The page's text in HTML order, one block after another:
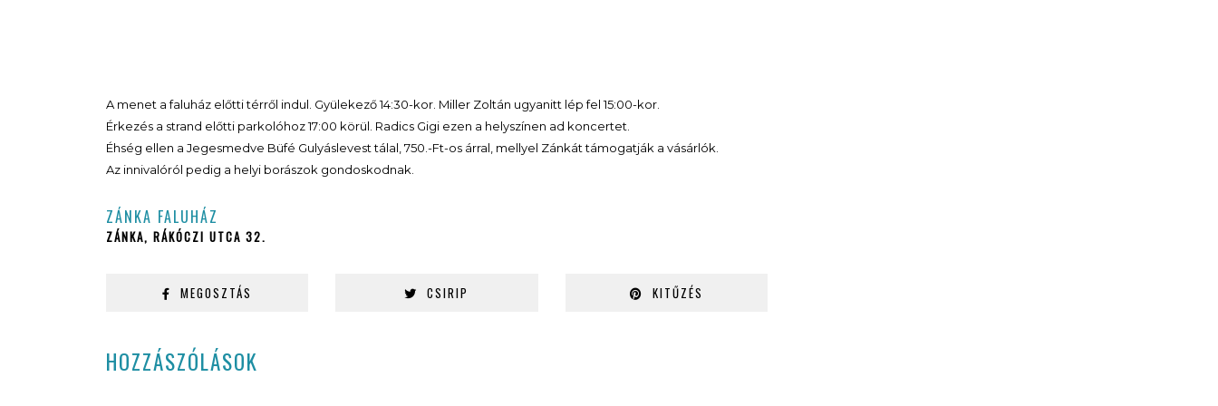
A menet a faluház előtti térről indul. Gyülekező 14:30-kor. Miller Zoltán ugyanitt lép fel 15:00-kor.
Érkezés a strand előtti parkolóhoz 17:00 körül. Radics Gigi ezen a helyszínen ad koncertet.
Éhség ellen a Jegesmedve Büfé Gulyáslevest tálal, 750.-Ft-os árral, mellyel Zánkát támogatják a vásárlók.
Az innivalóról pedig a helyi borászok gondoskodnak.
ZÁNKA FALUHÁZ
ZÁNKA, RÁKÓCZI UTCA 32.
MEGOSZTÁS CSIRIP KITŰZÉS
HOZZÁSZÓLÁSOK